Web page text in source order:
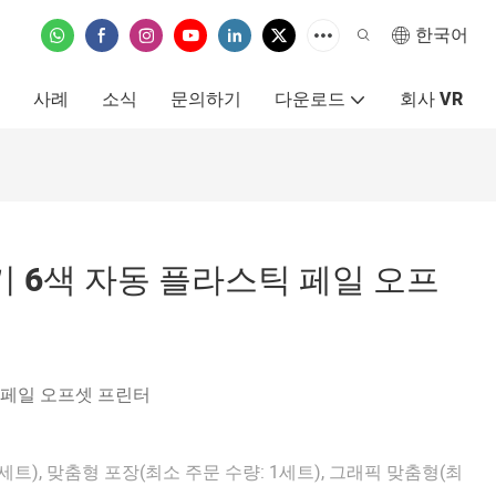
한국어
사례 소식 문의하기 다운로드 회사 VR
6색 자동 플라스틱 페일 오프
일 오프셋 프린터
트), 맞춤형 포장(최소 주문 수량: 1세트), 그래픽 맞춤형(최